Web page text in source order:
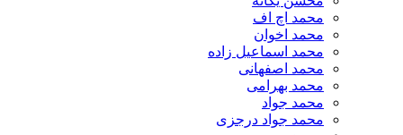
محمد اچ اف
محمد اخوان
محمد اسماعیل زاده
محمد اصفهانی
محمد بهرامی
محمد جواد
محمد جواد درجزی